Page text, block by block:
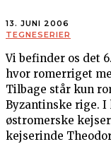
13. JUNI 2006
TEGNESERIER
Vi befinder os det
hvor romerriget
Tilbage står kun
Byzantinske rige. I
østromerske
kejserinde